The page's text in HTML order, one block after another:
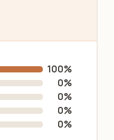
100%
0%
0%
0%
0%